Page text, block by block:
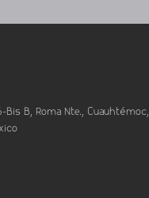
Bis B, Roma Nte.,